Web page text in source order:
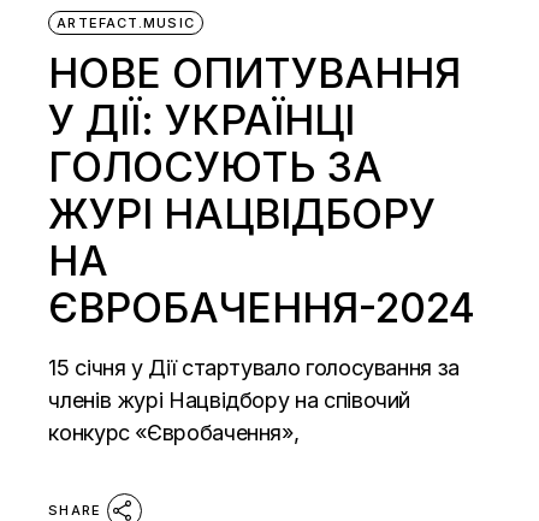
ARTEFACT.MUSIC
НОВЕ ОПИТУВАННЯ
У ДІЇ: УКРАЇНЦІ
ГОЛОСУЮТЬ ЗА
ЖУРІ НАЦВІДБОРУ
НА
ЄВРОБАЧЕННЯ-2024
15 січня у Дії стартувало голосування за
членів журі Нацвідбору на співочий
конкурс «Євробачення»,
SHARE